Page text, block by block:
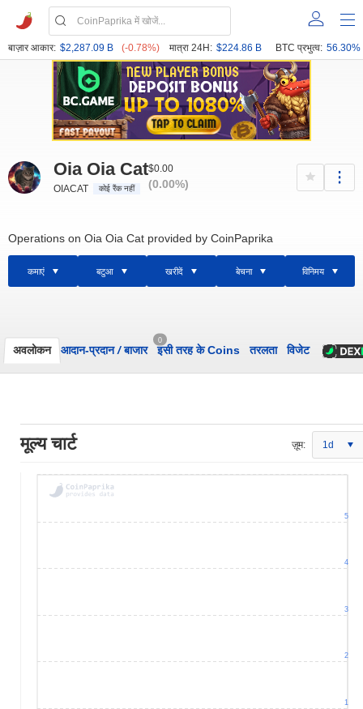
बाज़ार आकार: $2,287.09 B (-0.78%) मात्रा 24H: $224.86 B BTC प्रभुत्व: 56.30%
Oia Oia Cat
OIACAT कोई रैंक नहीं
$0.00
(0.00%)
Operations on Oia Oia Cat provided by CoinPaprika
कमाएं बटुआ खरीदें बेचना विनिमय
अवलोकन आदान-प्रदान/बाजार
0
इसी तरह के Coins तरलता विजेट
मूल्य चार्ट ज़ूम: 1d
1
2
3
4
5